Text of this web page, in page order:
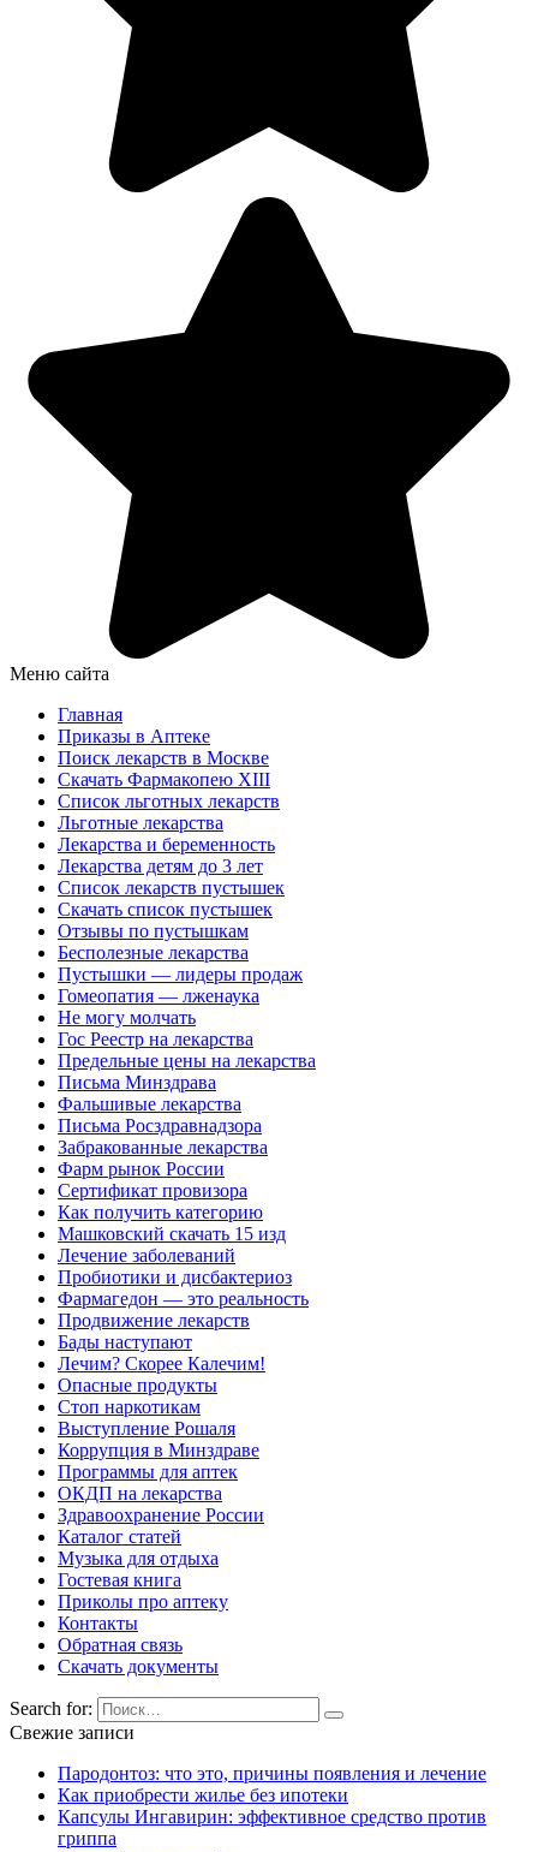
Меню сайта
Главная
Приказы в Аптеке
Поиск лекарств в Москве
Скачать Фармакопею XIII
Список льготных лекарств
Льготные лекарства
Лекарства и беременность
Лекарства детям до 3 лет
Список лекарств пустышек
Скачать список пустышек
Отзывы по пустышкам
Бесполезные лекарства
Пустышки — лидеры продаж
Гомеопатия — лженаука
Не могу молчать
Гос Реестр на лекарства
Предельные цены на лекарства
Письма Минздрава
Фальшивые лекарства
Письма Росздравнадзора
Забракованные лекарства
Фарм рынок России
Сертификат провизора
Как получить категорию
Машковский скачать 15 изд
Лечение заболеваний
Пробиотики и дисбактериоз
Фармагедон — это реальность
Продвижение лекарств
Бады наступают
Лечим? Скорее Калечим!
Опасные продукты
Стоп наркотикам
Выступление Рошаля
Коррупция в Минздраве
Программы для аптек
ОКДП на лекарства
Здравоохранение России
Каталог статей
Музыка для отдыха
Гостевая книга
Приколы про аптеку
Контакты
Обратная связь
Скачать документы
Search for:
Свежие записи
Пародонтоз: что это, причины появления и лечение
Как приобрести жилье без ипотеки
Капсулы Ингавирин: эффективное средство против
гриппа